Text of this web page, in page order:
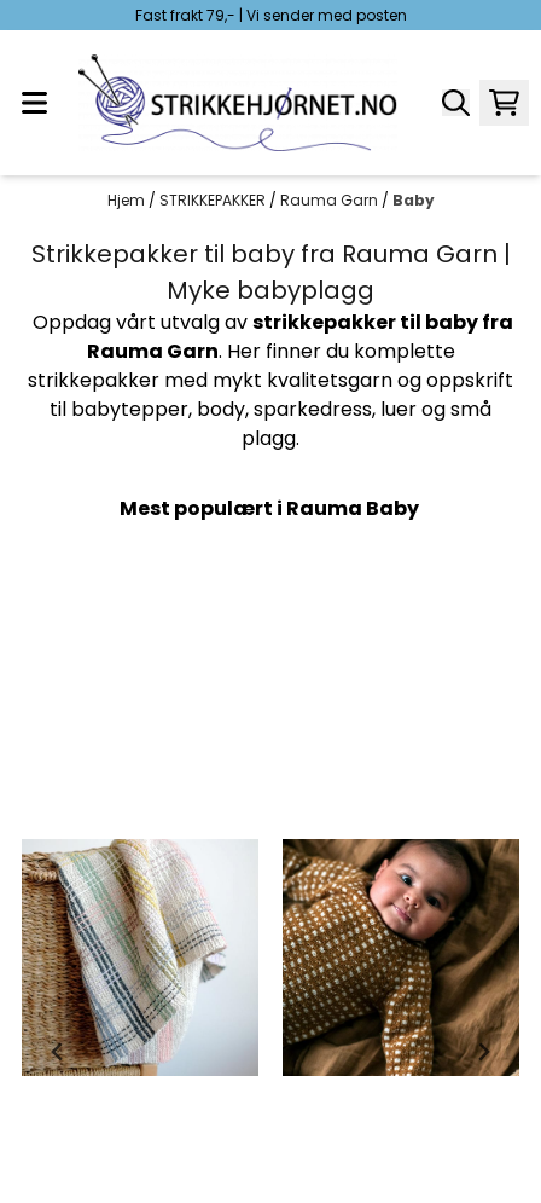
Hopp til innholdFast frakt 79,- | Vi sender med posten
Hjem / STRIKKEPAKKER / Rauma Garn / Baby
Strikkepakker til baby fra Rauma Garn |
Myke babyplagg
Oppdag vårt utvalg avstrikkepakker til baby fra
Rauma Garn. Her finner du komplette
strikkepakker med mykt kvalitetsgarn og oppskrift
til babytepper, body, sparkedress, luer og små
plagg.
Mest populært i Rauma Baby